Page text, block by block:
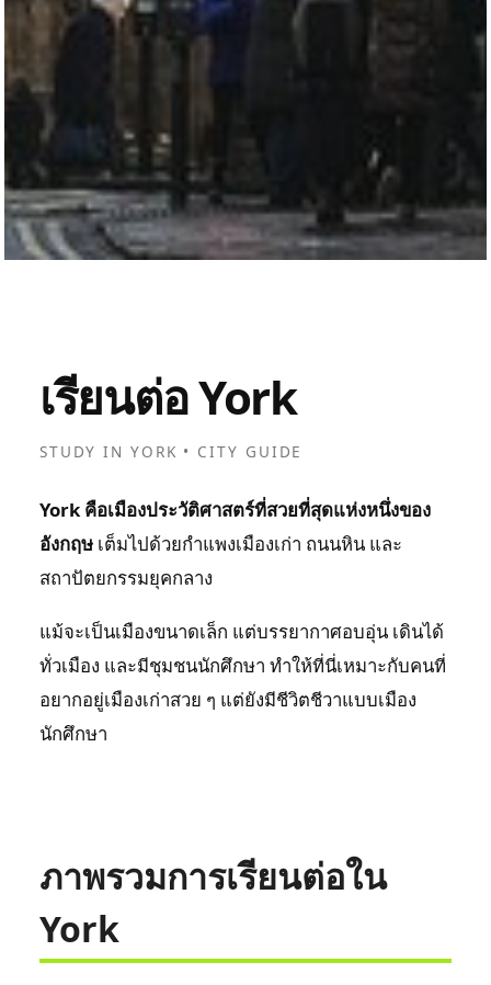
เรียนต่อ York
STUDY IN YORK • CITY GUIDE
York คือเมืองประวัติศาสตร์ที่สวยที่สุดแห่งหนึ่งของ
อังกฤษเต็มไปด้วยกำแพงเมืองเก่า ถนนหิน และ
สถาปัตยกรรมยุคกลาง
แม้จะเป็นเมืองขนาดเล็ก แต่บรรยากาศอบอุ่น เดินได้
ทั่วเมือง และมีชุมชนนักศึกษา ทำให้ที่นี่เหมาะกับคนที่
อยากอยู่เมืองเก่าสวย ๆ แต่ยังมีชีวิตชีวาแบบเมือง
นักศึกษา
ภาพรวมการเรียนต่อใน
York